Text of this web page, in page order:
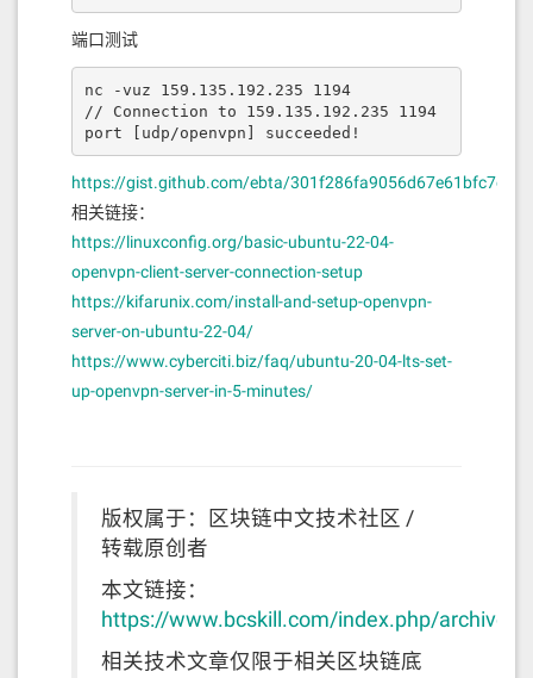
端口测试
nc -vuz 159.135.192.235 1194
// Connection to 159.135.192.235 1194
port [udp/openvpn] succeeded!
https://gist.github.com/ebta/
相关链接：
https://linuxconfig.org/basic-ubuntu-22-04-
openvpn-client-server-connection-setup
https://kifarunix.com/install-and-setup-openvpn-
server-on-ubuntu-22-04/
https://www.cyberciti.biz/faq/ubuntu-20-04-lts-set-
up-openvpn-server-in-5-minutes/
版权属于：区块链中文技术社区 /
转载原创者
本文链接：
https://www.bcskill.com/index.php/archives/
相关技术文章仅限于相关区块链底